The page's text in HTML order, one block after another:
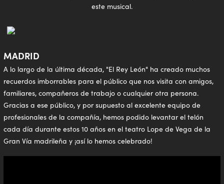
este musical.
MADRID
A lo largo de la última década, "El Rey León" ha creado muchos
recuerdos imborrables para el público que nos visita con amigos,
familiares, compañeros de trabajo o cualquier otra persona.
Gracias a ese público, y por supuesto al excelente equipo de
profesionales de la compañía, hemos podido levantar el telón
cada día durante estos 10 años en el teatro Lope de Vega de la
Gran Vía madrileña y ¡así lo hemos celebrado!